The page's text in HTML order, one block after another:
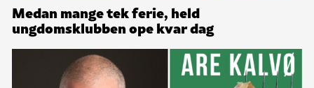
Medan mange tek ferie, held
ungdomsklubben ope kvar dag